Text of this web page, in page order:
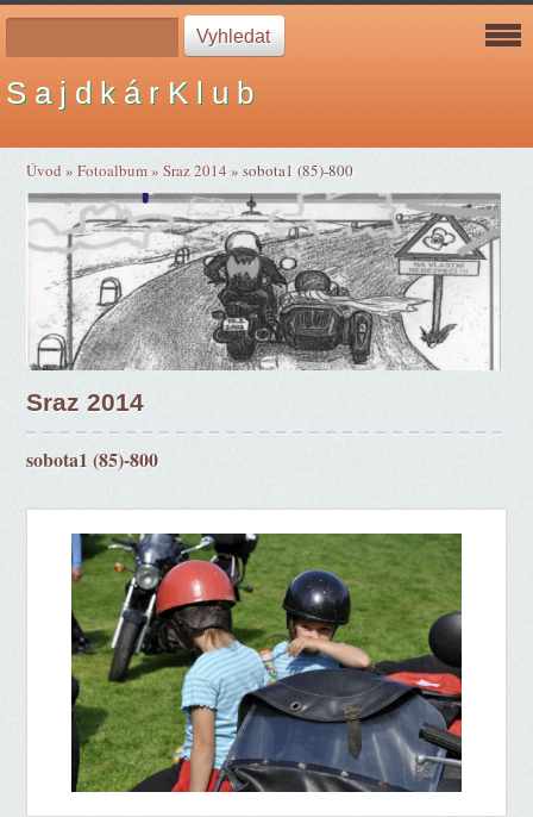
S a j d k á r K l u b
Úvod »Fotoalbum»Sraz 2014»sobota1 (85)-800
Sraz 2014
sobota1 (85)-800